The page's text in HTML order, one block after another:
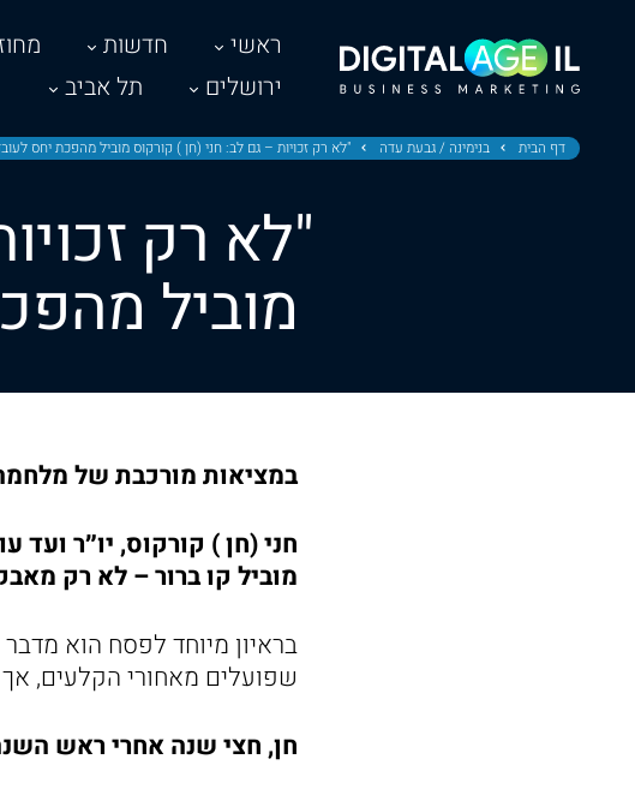
ראשי חדשות
ירושלים
תל אביב
דף הבית בנימינה / גבעת עדה "לא רק זכויות – גם לב: חני (חן ) קורקוס מוביל מהפכת יחס
"לא רק
מוביל
במציאות מורכבת של
חני (חן ) קורקוס, יו״ר
מוביל קו ברור – לא רק
בראיון מיוחד לפסח הוא
שפועלים מאחורי הקלעים,
חן, חצי שנה אחרי ראש